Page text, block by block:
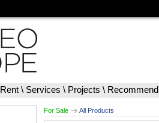
Rent \ Services \ Projects \ Recommend
For Sale All Products